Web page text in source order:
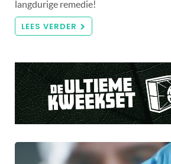
langdurige remedie!
LEES VERDER